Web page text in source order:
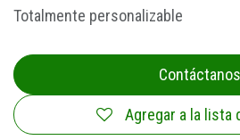
Totalmente personalizable
Contáctanos
Agregar a la lista